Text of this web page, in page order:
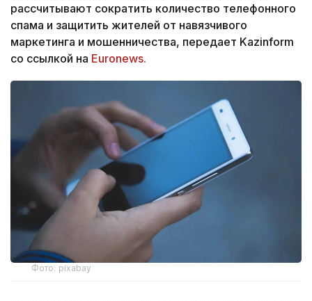
рассчитывают сократить количество телефонного
спама и защитить жителей от навязчивого
маркетинга и мошенничества, передает Kazinform
со ссылкой на Euronews.
Фото: pixabay